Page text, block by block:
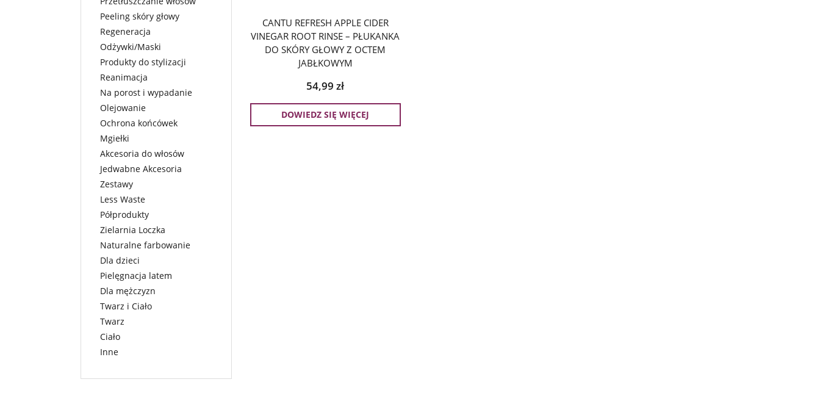
Peeling skóry głowy
Regeneracja
Odżywki/Maski
Produkty do stylizacji
Reanimacja
Na porost i wypadanie
Olejowanie
Ochrona końcówek
Mgiełki
Akcesoria do włosów
Jedwabne Akcesoria
Zestawy
Less Waste
Półprodukty
Zielarnia Loczka
Naturalne farbowanie
Dla dzieci
Pielęgnacja latem
Dla mężczyzn
Twarz i Ciało
Twarz
Ciało
Inne
CANTU REFRESH APPLE CIDER
VINEGAR ROOT RINSE – PŁUKANKA
DO SKÓRY GŁOWY Z OCTEM
JABŁKOWYM
54,99zł
DOWIEDZ SIĘ WIĘCEJ